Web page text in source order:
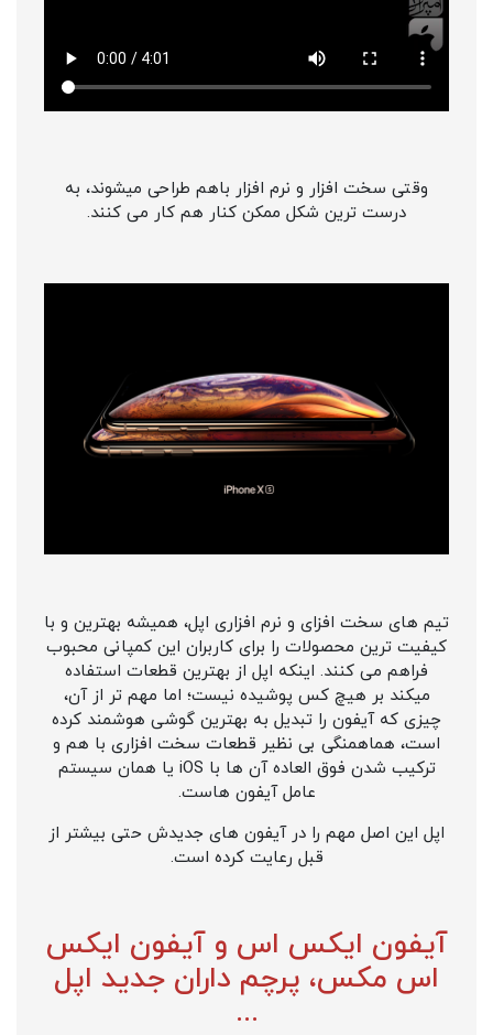
وقتی سخت افزار و نرم افزار باهم طراحی میشوند، به
درست ترین شکل ممکن کنار هم کار می کنند.
تیم های سخت افزای و نرم افزاری اپل، همیشه بهترین و با
کیفیت ترین محصولات را برای کاربران این کمپانی محبوب
فراهم می کنند. اینکه اپل از بهترین قطعات استفاده
میکند بر هیچ کس پوشیده نیست؛ اما مهم تر از آن،
چیزی که آیفون را تبدیل به بهترین گوشی هوشمند کرده
است، هماهمنگی بی نظیر قطعات سخت افزاری با هم و
ترکیب شدن فوق العاده آن ها با iOS یا همان سیستم
عامل آیفون هاست.
اپل این اصل مهم را در آیفون های جدیدش حتی بیشتر از
قبل رعایت کرده است.
آیفون ایکس اس و آیفون ایکس
اس مکس، پرچم داران جدید اپل
...